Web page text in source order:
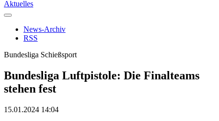
Aktuelles
News-Archiv
RSS
Bundesliga Schießsport
Bundesliga Luftpistole: Die Finalteams
stehen fest
15.01.2024 14:04